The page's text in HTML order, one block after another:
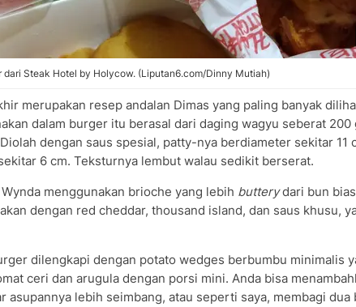
dari Steak Hotel by Holycow. (Liputan6.com/Dinny Mutiah)
merupakan resep andalan Dimas yang paling banyak
dalam burger itu berasal dari daging wagyu seberat 200
dengan saus spesial, patty-nya berdiameter sekitar 11
6 cm. Teksturnya lembut walau sedikit berserat.
menggunakan brioche yang lebih butterydari bun
dengan red cheddar, thousand island, dan saus khusu,
dilengkapi dengan potato wedges berbumbu minimalis
ceri dan arugula dengan porsi mini. Anda bisa
asupannya lebih seimbang, atau seperti saya, membagi dua